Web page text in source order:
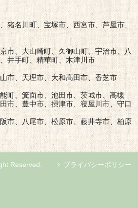
猪名川町、宝塚市、西宮市、芦屋市、
市、大山崎町、久御山町、宇治市、八
井手町、精華町、木津川市
市、天理市、大和高田市、香芝市
町、箕面市、池田市、茨城市、高槻
市、豊中市、摂津市、寝屋川市、守口
市、八尾市、松原市、藤井寺市、柏原
Reserved. プライバシーポリシー